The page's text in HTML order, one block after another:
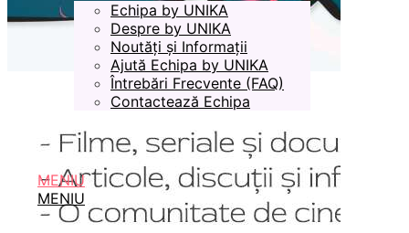
Echipa by UNIKA
Despre by UNIKA
Noutăți și Informații
Ajută Echipa by UNIKA
Întrebări Frecvente (FAQ)
Contactează Echipa
MENIU
MENIU